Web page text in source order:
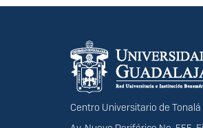
Información del
Centro Universitario de Tonalá